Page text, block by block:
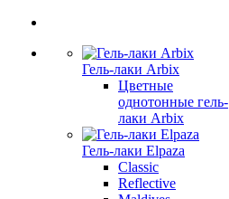
Гель-лаки Arbix
Цветные
однотонные гель-
лаки Arbix
Гель-лаки Elpaza
Classic
Reflective